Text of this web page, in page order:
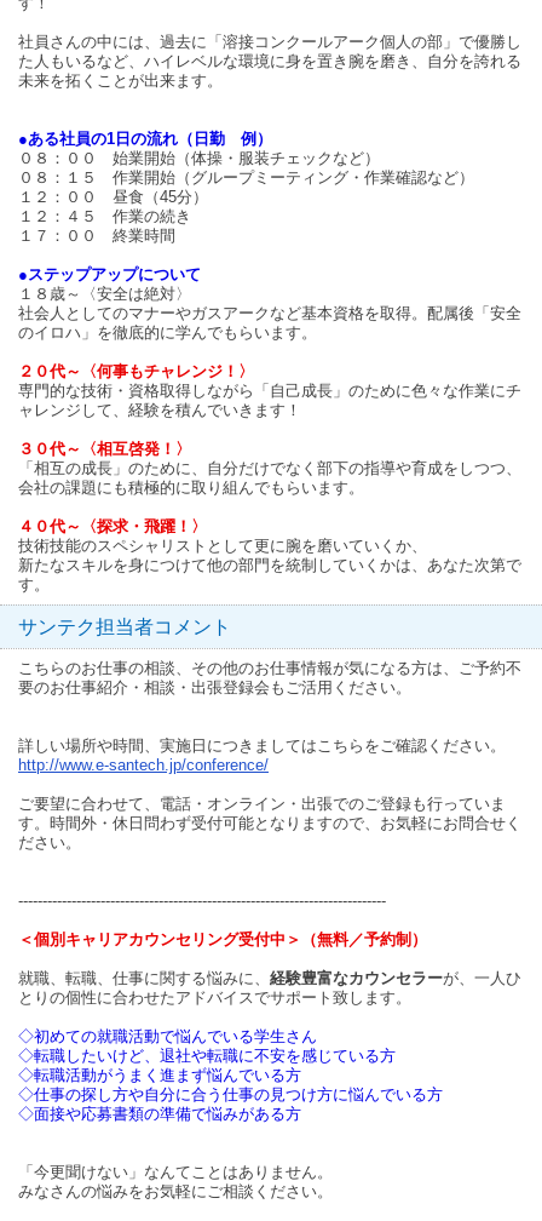
社員さんの中には、過去に「溶接コンクールアーク個人の部」で優勝し
た人もいるなど、ハイレベルな環境に身を置き腕を磨き、自分を誇れる
未来を拓くことが出来ます。
●ある社員の1日の流れ（日勤 例）
０８：００ 始業開始（体操・服装チェックなど）
０８：１５ 作業開始（グループミーティング・作業確認など）
１２：００ 昼食（45分）
１２：４５ 作業の続き
１７：００ 終業時間
●ステップアップについて
１８歳～〈安全は絶対〉
社会人としてのマナーやガスアークなど基本資格を取得。配属後「安全
のイロハ」を徹底的に学んでもらいます。
２０代～〈何事もチャレンジ！〉
専門的な技術・資格取得しながら「自己成長」のために色々な作業にチ
ャレンジして、経験を積んでいきます！
３０代～〈相互啓発！〉
「相互の成長」のために、自分だけでなく部下の指導や育成をしつつ、
会社の課題にも積極的に取り組んでもらいます。
４０代～〈探求・飛躍！〉
技術技能のスペシャリストとして更に腕を磨いていくか、
新たなスキルを身につけて他の部門を統制していくかは、あなた次第で
す。
サンテク担当者コメント
こちらのお仕事の相談、その他のお仕事情報が気になる方は、ご予約不
要のお仕事紹介・相談・出張登録会もご活用ください。
詳しい場所や時間、実施日につきましてはこちらをご確認ください。
http://www.e-santech.jp/conference/
ご要望に合わせて、電話・オンライン・出張でのご登録も行っていま
す。時間外・休日問わず受付可能となりますので、お気軽にお問合せく
ださい。
----------------------------------------------------------------------------
＜個別キャリアカウンセリング受付中＞（無料／予約制）
就職、転職、仕事に関する悩みに、 経験豊富なカウンセラーが、一人ひ
とりの個性に合わせたアドバイスでサポート致します。
◇初めての就職活動で悩んでいる学生さん
◇転職したいけど、退社や転職に不安を感じている方
◇転職活動がうまく進まず悩んでいる方
◇仕事の探し方や自分に合う仕事の見つけ方に悩んでいる方
◇面接や応募書類の準備で悩みがある方
「今更聞けない」なんてことはありません。
みなさんの悩みをお気軽にご相談ください。